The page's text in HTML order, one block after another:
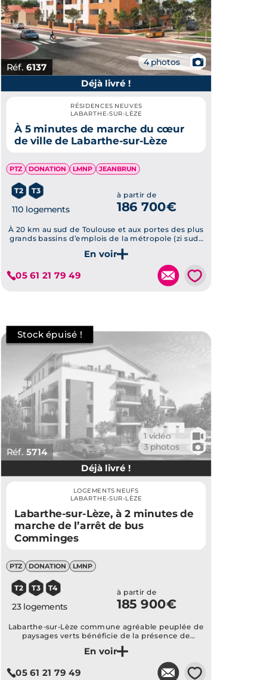
Réf. 6137
4 photos 📷
Je découvre ce programme
Déjà livré !
RÉSIDENCES NEUVES
LABARTHE-SUR-LÈZE
À 5 minutes de marche du cœur
de ville de Labarthe-sur-Lèze
PTZ DONATION LMNP JEANBRUN
T2 T3
110 logements
à partir de
186 700€
À 20 km au sud de Toulouse et aux portes des plus
grands bassins d’emplois de la métropole (zi sud),
ce programme immobilier neuf à Labarthe-sur-
Lèze propose maisons avec jardin et appartements
lumineux dans un collectif à taille humaine.
05 61 21 79 49 💗
Réf. 5714
1 vidéo 🎥
3 photos 📷
Je découvre ce programme
Déjà livré !
LOGEMENTS NEUFS
LABARTHE-SUR-LÈZE
Labarthe-sur-Lèze, à 2 minutes de
marche de l’arrêt de bus
Comminges
PTZ DONATION LMNP
T2 T3 T4
23 logements
à partir de
185 900€
Labarthe-sur-Lèze commune agréable peuplée de
paysages verts bénéficie de la présence de
nombreux commerces, d’école et d’infrastructures
culturelles de qualité (médiathèque Françoise
Giroud, espace François Mitterrand).
05 61 21 79 49 💗